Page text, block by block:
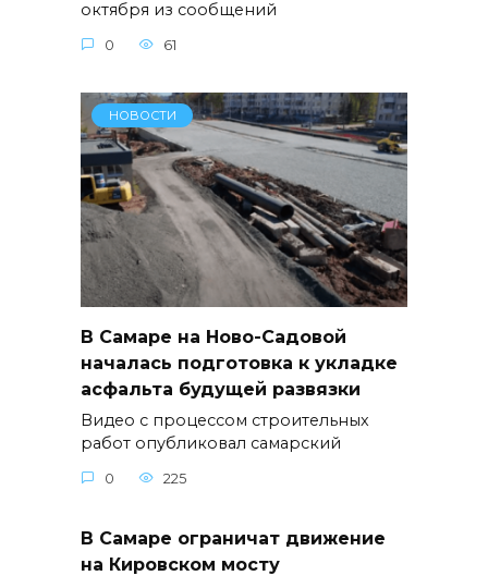
октября из сообщений
0 61
НОВОСТИ
В Самаре на Ново-Садовой
началась подготовка к укладке
асфальта будущей развязки
Видео с процессом строительных
работ опубликовал самарский
0 225
В Самаре ограничат движение
на Кировском мосту